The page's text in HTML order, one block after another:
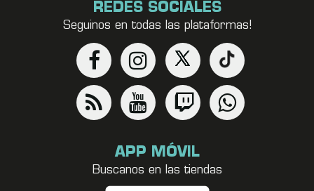
REDES SOCIALES
Seguinos en todas las plataformas!
APP MÓVIL
Buscanos en las tiendas